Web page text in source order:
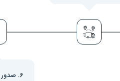
6. صدور فاکتور رسمی